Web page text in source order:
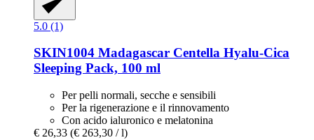
5.0 (1)
SKIN1004 Madagascar Centella Hyalu-​Cica
Sleeping Pack, 100 ml
Per pelli normali, secche e sensibili
Per la rigenerazione e il rinnovamento
Con acido ialuronico e melatonina
€ 26,33 (€ 263,30 / l)